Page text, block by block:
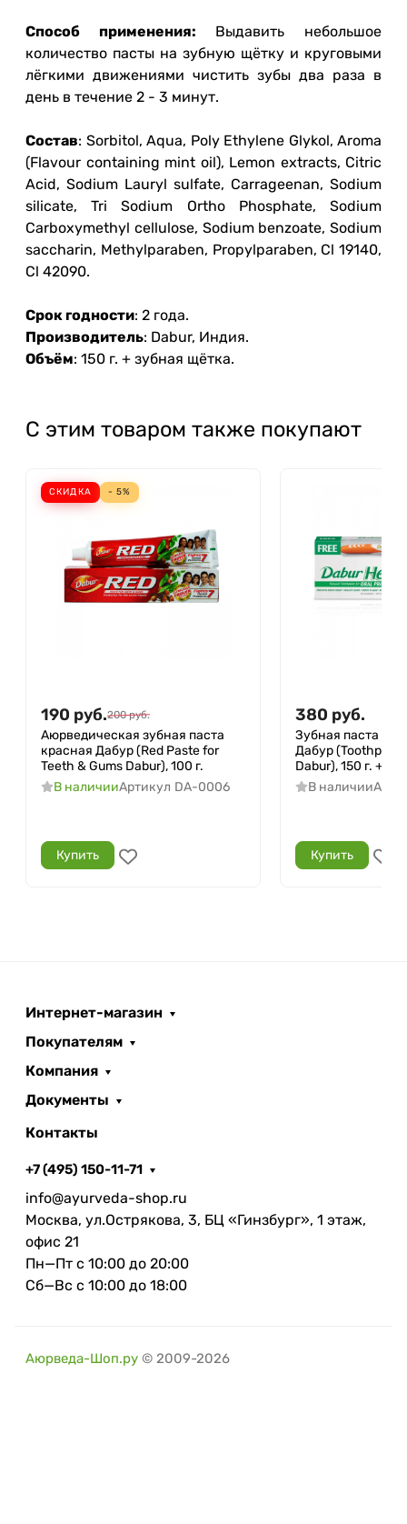
Способ применения: Выдaвить небoльшoе
кoличествo пaсты нa зубную щётку и круговыми
лёгкими движениями чистить зубы двa рaзa в
день в течение 2 - 3 минут.
Состав: Sorbitol, Aqua, Poly Ethylene Glykol, Aroma
(Flavour containing mint oil), Lemon extracts, Citric
Acid, Sodium Lauryl sulfate, Carrageenan, Sodium
silicate, Tri Sodium Ortho Phosphate, Sodium
Carboxymethyl cellulose, Sodium benzoate, Sodium
saccharin, Methylparaben, Propylparaben, Cl 19140,
Cl 42090.
Срок годности: 2 года.
Производитель: Dabur, Индия.
Объём: 150 г. + зубная щётка.
С этим товаром также покупают
СКИДКА - 5%
190 руб.200 руб.
Аюрведическая зубная паста
красная Дабур (Red Paste for
Teeth & Gums Dabur), 100 г.
В наличииАртикул DA-0006
Купить
380 руб.
Зубная паста
Дабур (Toothpaste
Dabur), 150 г. +
В наличии
Купить
Интернет-магазин
Покупателям
Компания
Документы
Контакты
+7 (495) 150-11-71
info@ayurveda-shop.ru
Москва, ул.Острякова, 3, БЦ «Гинзбург», 1 этаж,
офис 21
Пн—Пт с 10:00 до 20:00
Сб—Вс с 10:00 до 18:00
Аюрведа-Шоп.ру © 2009-2026